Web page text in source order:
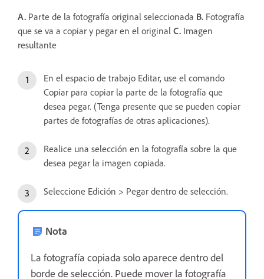
A. Parte de la fotografía original seleccionada B. Fotografía
que se va a copiar y pegar en el original C. Imagen
resultante
En el espacio de trabajo Editar, use el comando
Copiar para copiar la parte de la fotografía que
desea pegar. (Tenga presente que se pueden copiar
partes de fotografías de otras aplicaciones).
Realice una selección en la fotografía sobre la que
desea pegar la imagen copiada.
Seleccione Edición > Pegar dentro de selección.
Nota
La fotografía copiada solo aparece dentro del
borde de selección. Puede mover la fotografía